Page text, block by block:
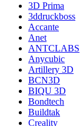
3D Prima
3ddruckboss
Accante
Anet
ANTCLABS
Anycubic
Artillery 3D
BCN3D
BIQU 3D
Bondtech
Buildtak
Creality